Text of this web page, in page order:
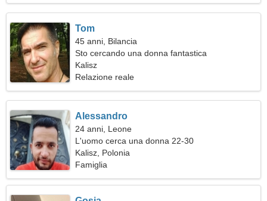
Tom
45 anni, Bilancia
Sto cercando una donna fantastica
Kalisz
Relazione reale
Alessandro
24 anni, Leone
L'uomo cerca una donna 22-30
Kalisz, Polonia
Famiglia